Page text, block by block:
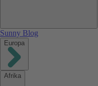
Sunny Blog
Europa
Afrika